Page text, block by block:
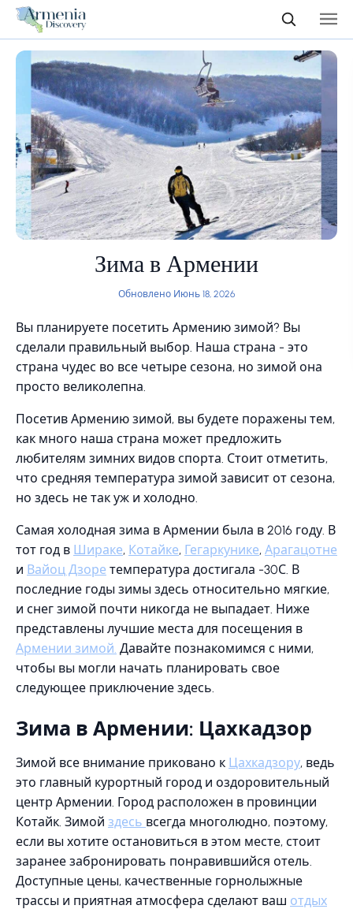
Зима в Армении
Обновлено Июнь 18, 2026
Вы планируете посетить Армению зимой? Вы
сделали правильный выбор. Наша страна - это
страна чудес во все четыре сезона, но зимой она
просто великолепна.
Посетив Армению зимой, вы будете поражены тем,
как много наша страна может предложить
любителям зимних видов спорта. Стоит отметить,
что средняя температура зимой зависит от сезона,
но здесь не так уж и холодно.
Самая холодная зима в Армении была в 2016 году. В
тот год в Шираке, Котайке, Гегаркунике, Арагацотне
и Вайоц Дзоре температура достигала -30С. В
последние годы зимы здесь относительно мягкие,
и снег зимой почти никогда не выпадает. Ниже
представлены лучшие места для посещения в
Армении зимой. Давайте познакомимся с ними,
чтобы вы могли начать планировать свое
следующее приключение здесь.
Зима в Армении: Цахкадзор
Зимой все внимание приковано к Цахкадзору, ведь
это главный курортный город и оздоровительный
центр Армении. Город расположен в провинции
Котайк. Зимой здесь всегда многолюдно, поэтому,
если вы хотите остановиться в этом месте, стоит
заранее забронировать понравившийся отель.
Доступные цены, качественные горнолыжные
трассы и приятная атмосфера сделают ваш отдых